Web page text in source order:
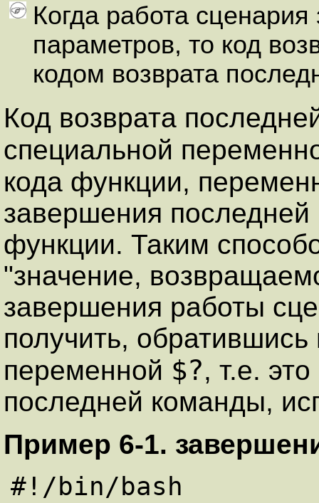
Когда работа
параметров, то код
кодом возврата
Код возврата
специальной
кода функции,
завершения
функции. Таким
"значение,
завершения работы
получить,
переменной $?, т.е.
последней команды,
Пример 6-1.
#!/bin/bash